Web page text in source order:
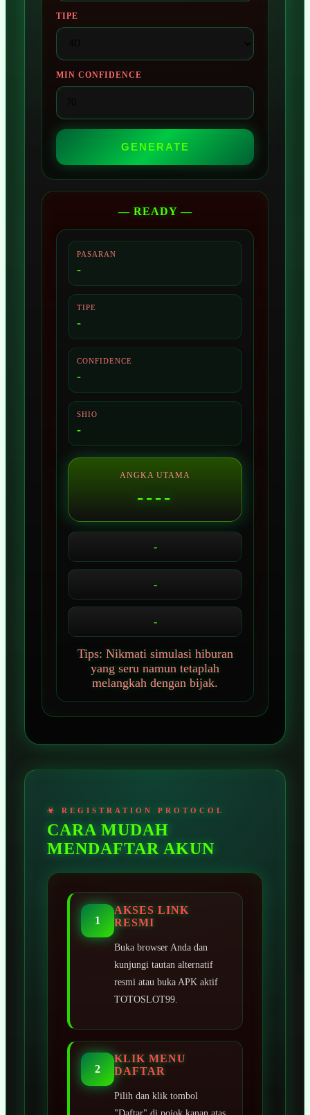
TIPE
MIN CONFIDENCE
GENERATE
— READY —
PASARAN
-
TIPE
-
CONFIDENCE
-
SHIO
-
ANGKA UTAMA
----
-
-
-
Tips: Nikmati simulasi hiburan
yang seru namun tetaplah
melangkah dengan bijak.
CARA MUDAH
MENDAFTAR AKUN
1
AKSES LINK
RESMI
Buka browser Anda dan
kunjungi tautan alternatif
resmi atau buka APK aktif
TOTOSLOT99.
2
KLIK MENU
DAFTAR
Pilih dan klik tombol